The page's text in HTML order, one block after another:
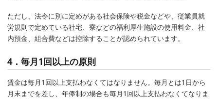
ただし、法令に別に定めがある社会保険や税金などや、従業員就
労規則で定めている社宅、寮などの福利厚生施設の使用料金、社
内預金、組合費などは控除することが認められています。
4．毎月1回以上の原則
賃金は毎月1回以上支払わなくてはなりません。毎月とは1日から
月末までを差し、年俸制の場合も毎月1回以上支払わなくてなりま